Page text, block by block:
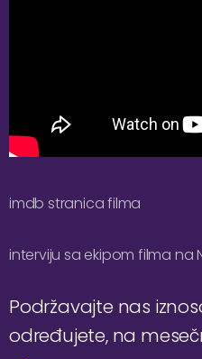
imdb stranica filma
interviju sa ekipom filma na
Podržavajte nas
određujete, na